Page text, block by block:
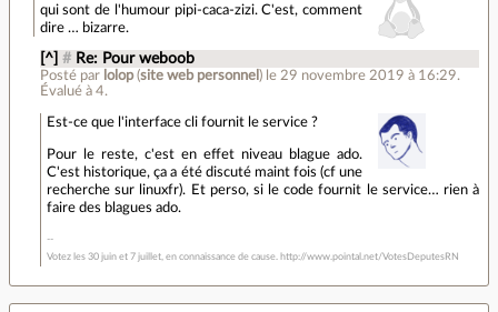
qui sont de l'humour pipi-caca-zizi. C'est, comment
dire … bizarre.
[^] # Re: Pour weboob
Posté par lolop(site web personnel ) le 29 novembre 2019 à 16:29.
Évalué à4.
Est-ce que l'interface cli fournit le service ?
Pour le reste, c'est en effet niveau blague ado.
C'est historique, ça a été discuté maint fois (cf une
recherche sur linuxfr). Et perso, si le code fournit le service… rien à
faire des blagues ado.
Votez les 30 juin et 7 juillet, en connaissance de cause. http://www.pointal.net/VotesDeputesRN